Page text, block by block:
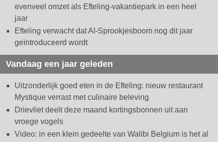
evenveel omzet als Efteling-vakantiepark in een heel
jaar
Efteling verwacht dat AI-Sprookjesboom nog dit jaar
geïntroduceerd wordt
Vandaag een jaar geleden
Uitzonderlijk goed eten in de Efteling: nieuw restaurant
Mystique verrast met culinaire beleving
Drievliet deelt deze maand kortingsbonnen uit aan
vroege vogels
Video: in een klein gedeelte van Walibi Belgium is het al